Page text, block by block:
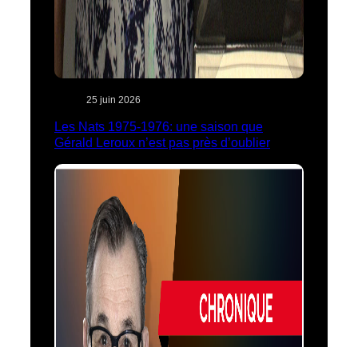
25 juin 2026
Les Nats 1975-1976: une saison que
Gérald Leroux n’est pas près d’oublier